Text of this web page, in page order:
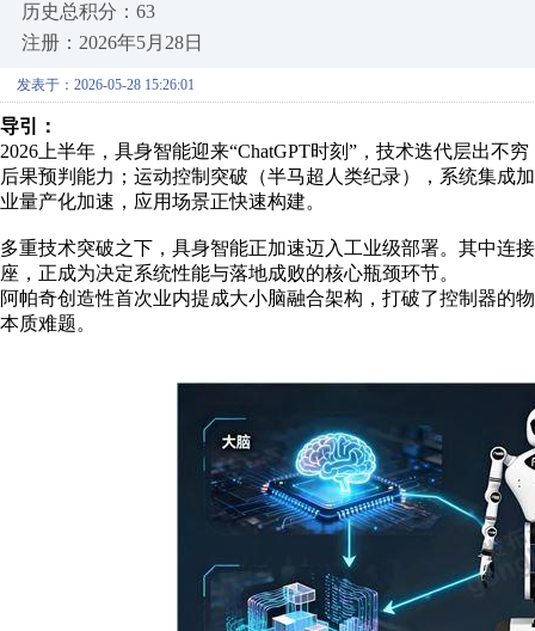
历史总积分：63
注册：2026年5月28日
发表于：2026-05-28 15:26:01
导引：
2026上半年，具身智能迎来“ChatGPT时刻”，技术迭代层出
后果预判能力；运动控制突破（半马超人类纪录），系统集成
业量产化加速，应用场景正快速构建。
多重技术突破之下，具身智能正加速迈入工业级部署。其中连
座，正成为决定系统性能与落地成败的核心瓶颈环节。
阿帕奇创造性首次业内提成大小脑融合架构，打破了控制器的
本质难题。